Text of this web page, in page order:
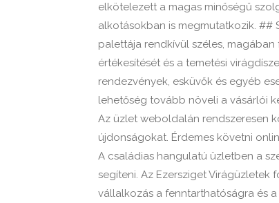
elkötelezett a magas minőségű
alkotásokban is megmutatkozik. ##
palettája rendkívül széles,
értékesítését és a temetési
rendezvények, esküvők és egyéb
lehetőség tovább növeli a vásárlói
Az üzlet weboldalán rendszeresen
újdonságokat. Érdemes követni
A családias hangulatú üzletben a
segíteni. Az Ezersziget
vállalkozás a fenntarthatóságra és